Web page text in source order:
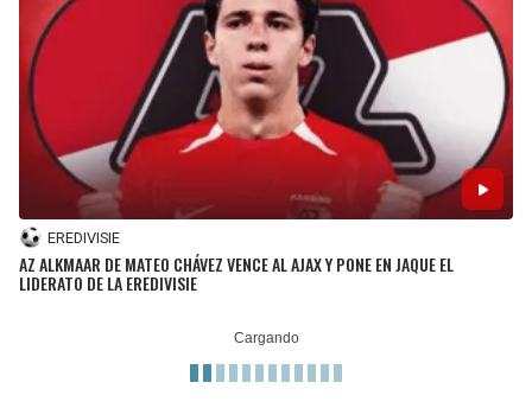
EREDIVISIE
AZ ALKMAAR DE MATEO CHÁVEZ VENCE AL AJAX Y PONE EN JAQUE EL
LIDERATO DE LA EREDIVISIE